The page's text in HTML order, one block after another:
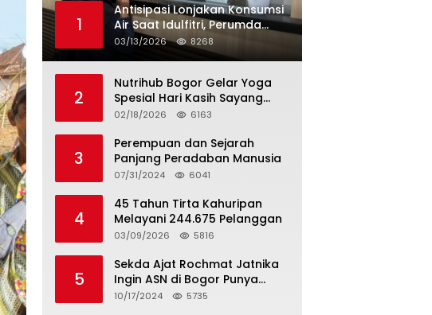
1
Antisipasi Lonjakan Konsumsi
Air Saat Idulfitri, Perumda
Tirta Kahuripan Berlakukan
Status Siaga Lebaran
03/13/2026 8268
2
Nutrihub Bogor Gelar Yoga
Spesial Hari Kasih Sayang
Sekaligus Luncurkan
Golden Ube
02/18/2026 6163
3
Perempuan dan Sejarah
Panjang Peradaban Manusia
07/31/2024 6041
4
45 Tahun Tirta Kahuripan
Melayani 244.675 Pelanggan
03/09/2026 5816
5
Sekda Ajat Rochmat Jatnika
Ingin ASN di Bogor Punya
Kualitas
10/17/2024 5735